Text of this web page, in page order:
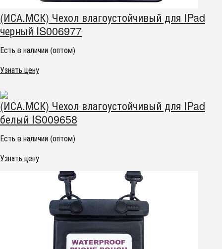
(ИСА.МСК) Чехол влагоустойчивый для IPad
черный IS006977
Есть в наличии (оптом)
Узнать цену
(ИСА.МСК) Чехол влагоустойчивый для IPad
белый IS009658
Есть в наличии (оптом)
Узнать цену